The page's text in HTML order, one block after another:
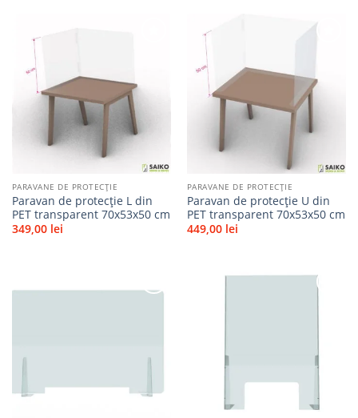
Adaugă
favorite
PARAVANE DE PROTECȚIE
Paravan de protecție L din
PET transparent 70x53x50 cm
349,00 lei
Adaugă
favorite
PARAVANE DE PROTECȚIE
Paravan de protecție U din
PET transparent 70x53x50 cm
449,00 lei
favorite
favorite